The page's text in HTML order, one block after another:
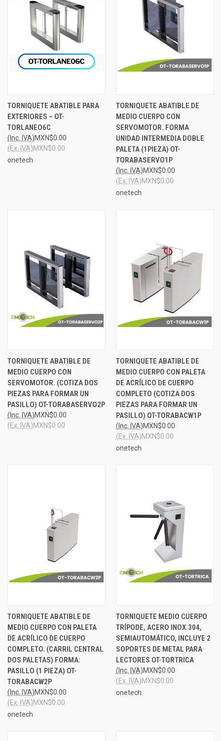
TORNIQUETE ABATIBLE PARA
EXTERIORES – OT-
TORLANEO6C
MXN$0.00
(Inc. IVA)
MXN$0.00
(Ex. IVA)
onetech
TORNIQUETE ABATIBLE DE
MEDIO CUERPO CON
SERVOMOTOR. FORMA
UNIDAD INTERMEDIA DOBLE
PALETA (1PIEZA) OT-
TORABASERVO1P
MXN$0.00
(Inc. IVA)
MXN$0.00
(Ex. IVA)
onetech
TORNIQUETE ABATIBLE DE
MEDIO CUERPO CON
SERVOMOTOR. (COTIZA DOS
PIEZAS PARA FORMAR UN
PASILLO) OT-TORABASERVO2P
MXN$0.00
(Inc. IVA)
MXN$0.00
(Ex. IVA)
TORNIQUETE ABATIBLE DE
MEDIO CUERPO CON PALETA
DE ACRÍLICO DE CUERPO
COMPLETO (COTIZA DOS
PIEZAS PARA FORMAR UN
PASILLO) OT-TORABACW1P
MXN$0.00
(Inc. IVA)
MXN$0.00
(Ex. IVA)
onetech
TORNIQUETE ABATIBLE DE
MEDIO CUERPO CON PALETA
DE ACRÍLICO DE CUERPO
COMPLETO. (CARRIL CENTRAL
DOS PALETAS) FORMA:
PASILLO (1 PIEZA) OT-
TORABACW2P
MXN$0.00
(Inc. IVA)
MXN$0.00
(Ex. IVA)
onetech
TORNIQUETE MEDIO CUERPO
TRÍPODE, ACERO INOX.304,
SEMIAUTOMÁTICO, INCLUYE 2
SOPORTES DE METAL PARA
LECTORES OT-TORTRICA
MXN$0.00
(Inc. IVA)
MXN$0.00
(Ex. IVA)
onetech